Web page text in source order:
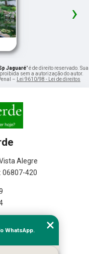
›
Jaguaré" é de direito reservado. Sua
sem a autorização do autor.
–
Lei 9610/98 - Lei de direitos
Alegre
06807-420
WhatsApp.